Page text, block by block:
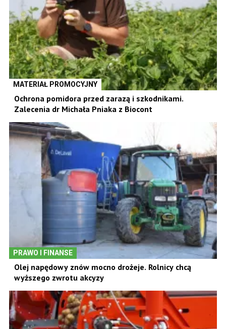
MATERIAŁ PROMOCYJNY
Ochrona pomidora przed zarazą i szkodnikami.
Zalecenia dr Michała Pniaka z Biocont
PRAWO I FINANSE
Olej napędowy znów mocno drożeje. Rolnicy chcą
wyższego zwrotu akcyzy